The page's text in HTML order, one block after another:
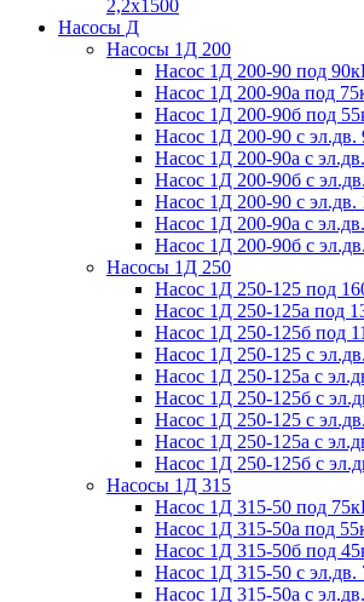
2,2х1500
Насосы Д
Насосы 1Д 200
Насос 1Д 200-90 под
Насос 1Д 200-90а под
Насос 1Д 200-90б под
Насос 1Д 200-90 с эл.дв.
Насос 1Д 200-90а с
Насос 1Д 200-90б с
Насос 1Д 200-90 с эл.дв.
Насос 1Д 200-90а с
Насос 1Д 200-90б с
Насосы 1Д 250
Насос 1Д 250-125 под
Насос 1Д 250-125а под
Насос 1Д 250-125б под
Насос 1Д 250-125 с
Насос 1Д 250-125а с
Насос 1Д 250-125б с
Насос 1Д 250-125 с
Насос 1Д 250-125а с
Насос 1Д 250-125б с
Насосы 1Д 315
Насос 1Д 315-50 под
Насос 1Д 315-50а под
Насос 1Д 315-50б под
Насос 1Д 315-50 с эл.дв.
Насос 1Д 315-50а с